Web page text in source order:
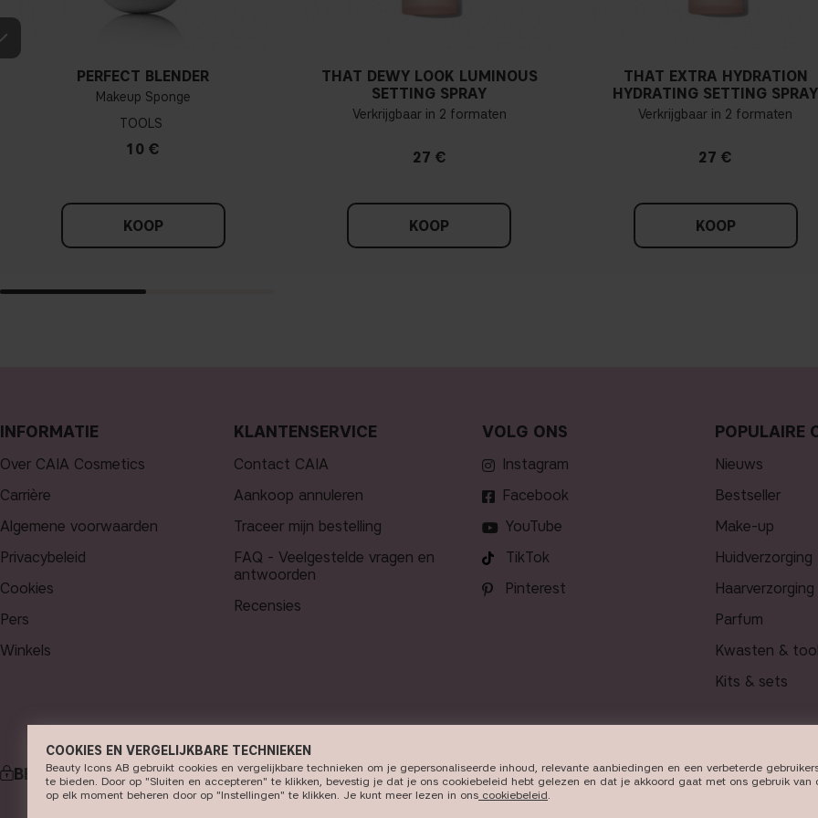
Pak een wit kledingstuk
je een koele ondertoon,
moeilijk vindt om de kleur
PERFECT BLENDER
Makeup Sponge
TOOLS
10 €
KOOP
THAT DEWY LOOK LUMINOUS
SETTING SPRAY
Verkrijgbaar in 2 formaten
27 €
KOOP
THAT EXTRA HYDRATION
HYDRATING SETTING SPRAY
Verkrijgbaar in 2 formaten
27 €
KOOP
INFORMATIE
Over CAIA Cosmetics
Carrière
Algemene voorwaarden
Privacybeleid
Cookies
Pers
Winkels
KLANTENSERVICE
Contact CAIA
Aankoop annuleren
Traceer mijn bestelling
FAQ - Veelgestelde vragen en
antwoorden
Recensies
VOLG ONS
Instagram
Facebook
YouTube
TikTok
Pinterest
POPULAIRE
nieuws
bestseller
make-up
huidverzorging
haarverzorging
parfum
kwasten &
kits & sets
BETALING LEVERING
COOKIES EN VERGELIJKBARE TECHNIEKEN
Beauty Icons AB gebruikt cookies en vergelijkbare technieken om je gepersonaliseerde inhoud, relevante aanbiedingen en een verbeterde
te bieden. Door op "Sluiten en accepteren" te klikken, bevestig je dat je ons cookiebeleid hebt gelezen en dat je akkoord gaat met ons gebruik van
op elk moment beheren door op "Instellingen" te klikken. Je kunt meer lezen in ons cookiebeleid​.